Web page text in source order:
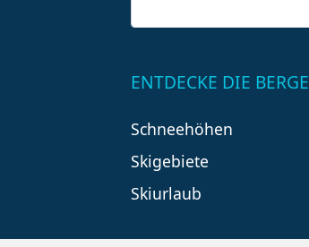
ENTDECKE DIE BERGE
Schneehöhen
Skigebiete
Skiurlaub